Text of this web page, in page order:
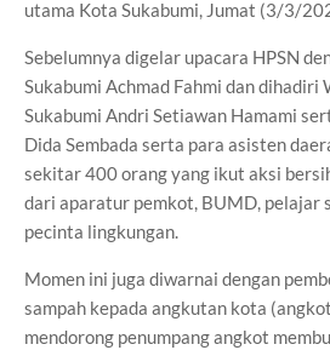
utama Kota Sukabumi, Jumat (3/3/
Sebelumnya digelar upacara HPSN
Sukabumi Achmad Fahmi dan dihadiri
Sukabumi Andri Setiawan Hamami
Dida Sembada serta para asisten
sekitar 400 orang yang ikut aksi
dari aparatur pemkot, BUMD, pelajar
pecinta lingkungan.
Momen ini juga diwarnai dengan
sampah kepada angkutan kota
mendorong penumpang angkot